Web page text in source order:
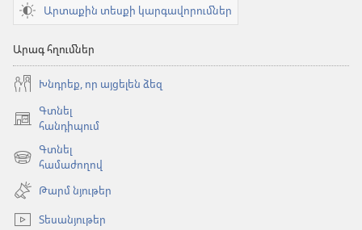
Արտաքին տեսքի կարգավորումներ
Արագ հղումներ
Խնդրեք, որ այցելեն ձեզ
Գտնել
հանդիպում
(բացվում
նոր
պատուհան)
Գտնել
համաժողով
(բացվում
նոր
պատուհան)
Թարմ նյութեր
Տեսանյութեր